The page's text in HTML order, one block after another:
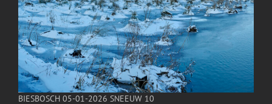
BIESBOSCH 05-01-2026 SNEEUW 10